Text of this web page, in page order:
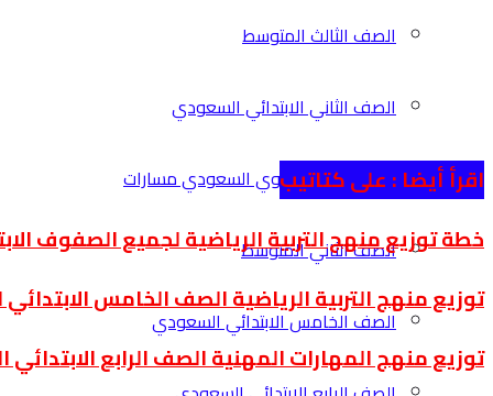
الصف الثالث المتوسط
الصف الثاني الابتدائي السعودي
الصف الثاني الثانوي السعودي مسارات
الصف الثاني المتوسط
الصف الخامس الابتدائي السعودي
اقرأ أيضا : على كتاتيب
خطة توزيع منهج التربية الرياضية لجميع الصفوف
توزيع منهج التربية الرياضية الصف الخامس الابتدائي
توزيع منهج المهارات المهنية الصف الرابع الابتدائي